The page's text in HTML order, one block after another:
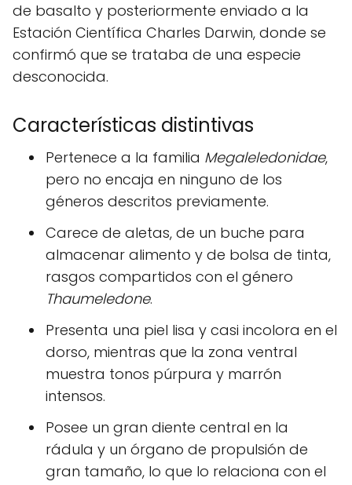
de basalto y posteriormente enviado a la
Estación Científica Charles Darwin, donde se
confirmó que se trataba de una especie
desconocida.
Características distintivas
Pertenece a la familia Megaleledonidae,
pero no encaja en ninguno de los
géneros descritos previamente.
Carece de aletas, de un buche para
almacenar alimento y de bolsa de tinta,
rasgos compartidos con el género
Thaumeledone.
Presenta una piel lisa y casi incolora en el
dorso, mientras que la zona ventral
muestra tonos púrpura y marrón
intensos.
Posee un gran diente central en la
rádula y un órgano de propulsión de
gran tamaño, lo que lo relaciona con el